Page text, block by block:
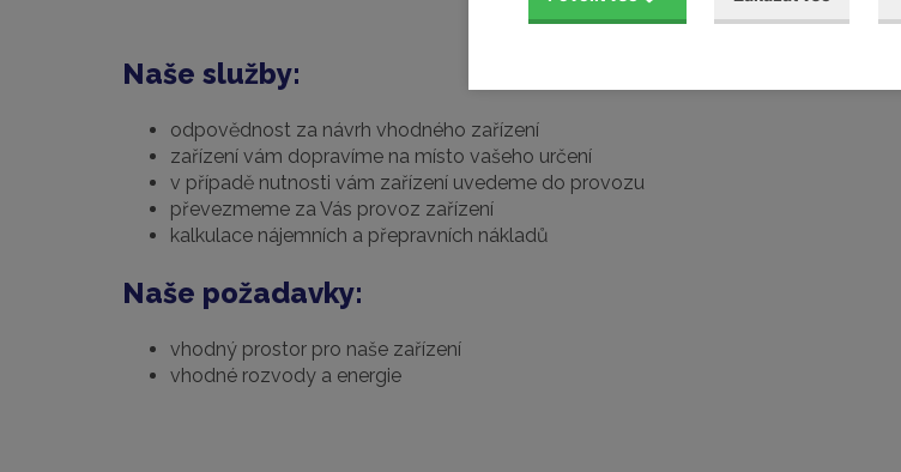
Naše služby:
odpovědnost za návrh vhodného zařízení
zařízení vám dopravíme na místo vašeho určení
v případě nutnosti vám zařízení uvedeme do provozu
převezmeme za Vás provoz zařízení
kalkulace nájemních a přepravních nákladů
Naše požadavky:
vhodný prostor pro naše zařízení
vhodné rozvody a energie